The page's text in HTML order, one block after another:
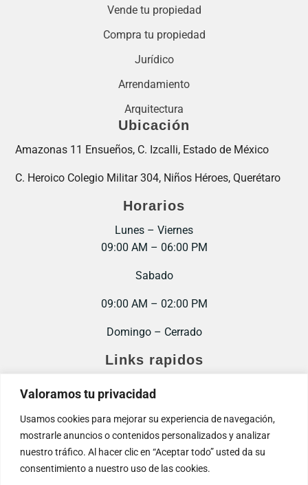
Valoramos tu privacidad
Usamos cookies para mejorar su experiencia de navegación,
mostrarle anuncios o contenidos personalizados y analizar
nuestro tráfico. Al hacer clic en “Aceptar todo” usted da su
consentimiento a nuestro uso de las cookies.
Vende tu propiedad
Compra tu propiedad
Jurídico
Arrendamiento
Arquitectura
Ubicación
Amazonas 11 Ensueños, C. Izcalli, Estado de México
C. Heroico Colegio Militar 304, Niños Héroes, Querétaro
Horarios
Lunes – Viernes
09:00 AM – 06:00 PM
Sabado
09:00 AM – 02:00 PM
Domingo – Cerrado
Links rapidos
Inicio
Contacto
Trabaja con nosotros